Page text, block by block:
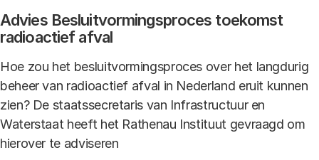
Advies Besluitvormingsproces toekomst
radioactief afval
Hoe zou het besluitvormingsproces over het langdurig
beheer van radioactief afval in Nederland eruit kunnen
zien? De staatssecretaris van Infrastructuur en
Waterstaat heeft het Rathenau Instituut gevraagd om
hierover te adviseren